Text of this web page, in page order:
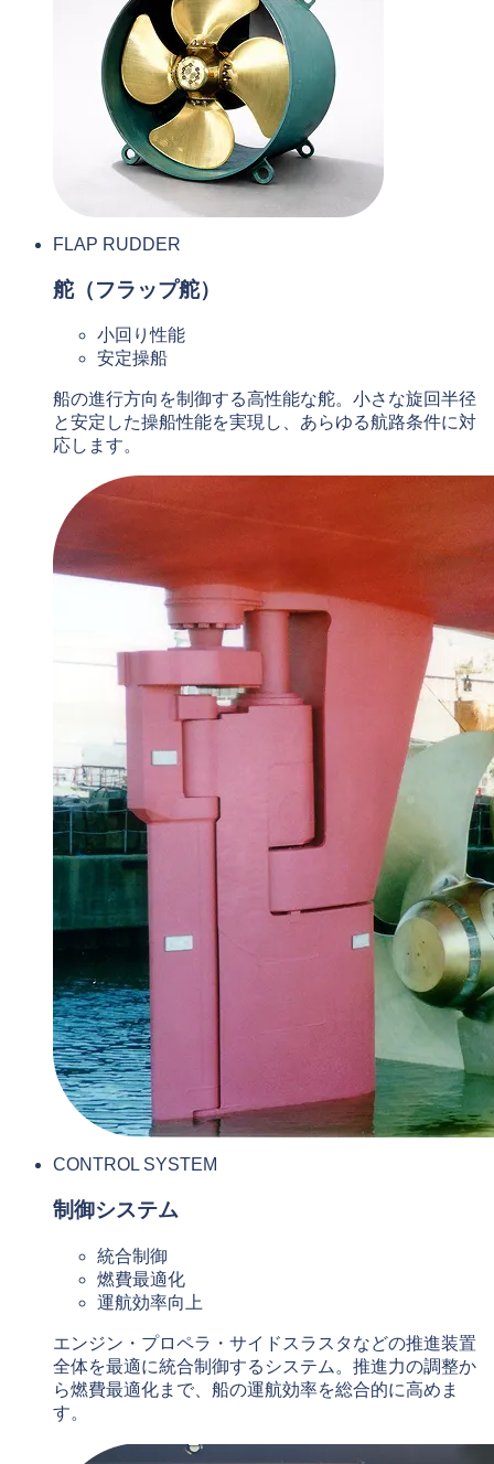
FLAP RUDDER
舵（フラップ舵）
小回り性能
安定操船
船の進行方向を制御する高性能な舵。小さな旋回半径
と安定した操船性能を実現し、あらゆる航路条件に対
応します。
CONTROL SYSTEM
制御システム
統合制御
燃費最適化
運航効率向上
エンジン・プロペラ・サイドスラスタなどの推進装置
全体を最適に統合制御するシステム。推進力の調整か
ら燃費最適化まで、船の運航効率を総合的に高めま
す。